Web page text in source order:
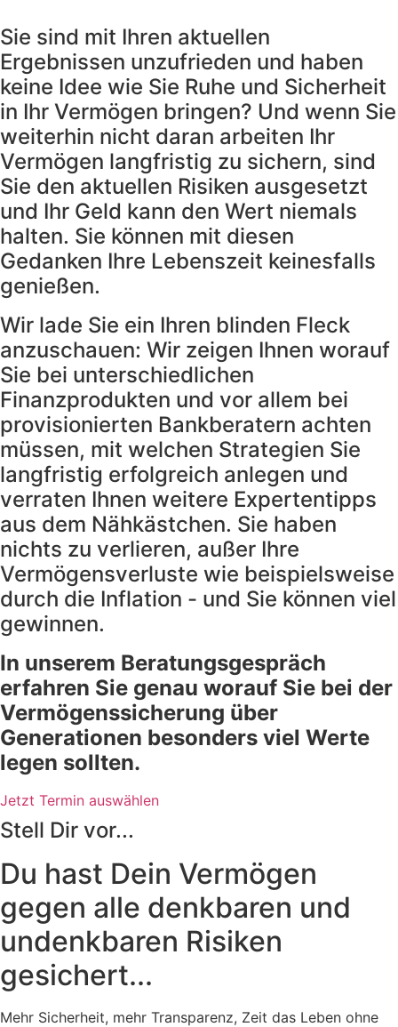
Sie sind mit Ihren aktuellen
Ergebnissen unzufrieden und haben
keine Idee wie Sie Ruhe und Sicherheit
in Ihr Vermögen bringen? Und wenn Sie
weiterhin nicht daran arbeiten Ihr
Vermögen langfristig zu sichern, sind
Sie den aktuellen Risiken ausgesetzt
und Ihr Geld kann den Wert niemals
halten. Sie können mit diesen
Gedanken Ihre Lebenszeit keinesfalls
genießen.
Wir lade Sie ein Ihren blinden Fleck
anzuschauen: Wir zeigen Ihnen worauf
Sie bei unterschiedlichen
Finanzprodukten und vor allem bei
provisionierten Bankberatern achten
müssen, mit welchen Strategien Sie
langfristig erfolgreich anlegen und
verraten Ihnen weitere Expertentipps
aus dem Nähkästchen. Sie haben
nichts zu verlieren, außer Ihre
Vermögensverluste wie beispielsweise
durch die Inflation - und Sie können viel
gewinnen.
In unserem Beratungsgespräch
erfahren Sie genau worauf Sie bei der
Vermögenssicherung über
Generationen besonders viel Werte
legen sollten.
Jetzt Termin auswählen
Stell Dir vor...
Du hast Dein Vermögen
gegen alle denkbaren und
undenkbaren Risiken
gesichert...
Mehr Sicherheit, mehr Transparenz, Zeit das Leben ohne